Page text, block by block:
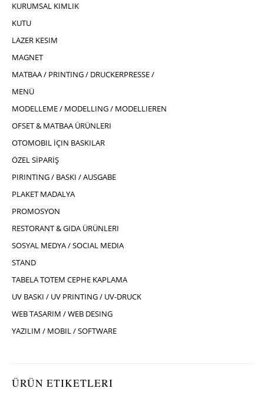
KURUMSAL KIMLIK
KUTU
LAZER KESIM
MAGNET
MATBAA / PRINTING / DRUCKERPRESSE /
MENÜ
MODELLEME / MODELLING / MODELLIEREN
OFSET & MATBAA ÜRÜNLERI
OTOMOBIL İÇIN BASKILAR
ÖZEL SİPARİŞ
PIRINTING / BASKI / AUSGABE
PLAKET MADALYA
PROMOSYON
RESTORANT & GIDA ÜRÜNLERI
SOSYAL MEDYA / SOCIAL MEDIA
STAND
TABELA TOTEM CEPHE KAPLAMA
UV BASKI / UV PRINTING / UV-DRUCK
WEB TASARIM / WEB DESING
YAZILIM / MOBIL / SOFTWARE
ÜRÜN ETIKETLERI